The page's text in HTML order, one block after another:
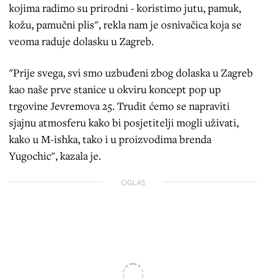
kojima radimo su prirodni - koristimo jutu, pamuk,
kožu, pamučni plis", rekla nam je osnivačica koja se
veoma raduje dolasku u Zagreb.
"Prije svega, svi smo uzbuđeni zbog dolaska u Zagreb
kao naše prve stanice u okviru koncept pop up
trgovine Jevremova 25. Trudit ćemo se napraviti
sjajnu atmosferu kako bi posjetitelji mogli uživati,
kako u M-ishka, tako i u proizvodima brenda
Yugochic", kazala je.
OGLAS